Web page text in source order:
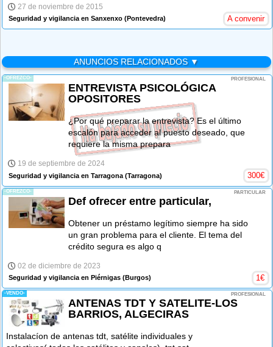
27 de noviembre de 2015
Seguridad y vigilancia en Sanxenxo (Pontevedra) A convenir
ANUNCIOS RELACIONADOS ▼
-OFREZCO- PROFESIONAL
ENTREVISTA PSICOLÓGICA
OPOSITORES
¿Por qué preparar la entrevista? Es el último
escalón para acceder al puesto deseado, que
requiere la misma prepara
19 de septiembre de 2024
Seguridad y vigilancia en Tarragona (Tarragona) 300€
-OFREZCO- PARTICULAR
Def ofrecer entre particular,
Obtener un préstamo legítimo siempre ha sido
un gran problema para el cliente. El tema del
crédito segura es algo q
02 de diciembre de 2023
Seguridad y vigilancia en Piérnigas (Burgos) 1€
-VENDO- PROFESIONAL
ANTENAS TDT Y SATELITE-LOS
BARRIOS, ALGECIRAS
Instalacíon de antenas tdt, satélite individuales y